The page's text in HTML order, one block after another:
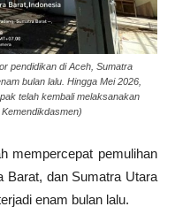
pendidikan di Aceh, Sumatra
bulan lalu. Hingga Mei 2026,
telah kembali melaksanakan
mempercepat pemulihan
Barat, dan Sumatra Utara
enam bulan lalu.